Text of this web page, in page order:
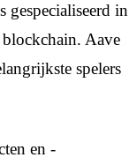
in
Aave
spelers
en -